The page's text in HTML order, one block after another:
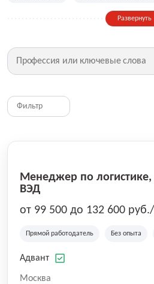
Дизайн,
Фитнес, красота, спорт Страхование
Медицина, фармацевтика Маркетинг,
HR, управление персоналом
Топ менеджмент, руководители
Развернуть
Фильтр
Менеджер по
ВЭД
от 99 500 до 132 600
Прямой работодатель Без опыта
Адвант
Москва